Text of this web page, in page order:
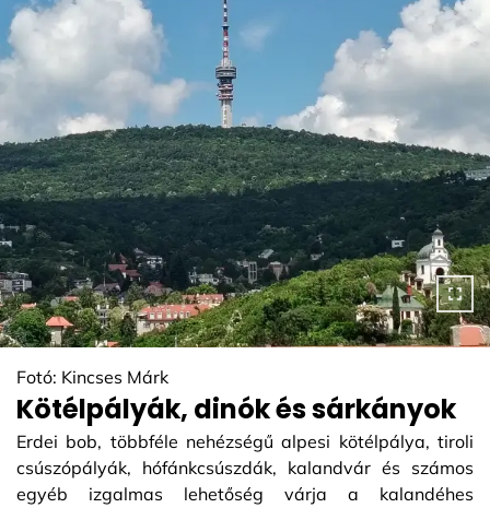
Fotó: Kincses Márk
Kötélpályák, dinók és sárkányok
Erdei bob, többféle nehézségű alpesi kötélpálya, tiroli
csúszópályák, hófánkcsúszdák, kalandvár és számos
egyéb izgalmas lehetőség várja a kalandéhes